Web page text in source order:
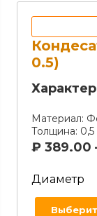
0.5)
Материал:
Толщина:
₽ 389.00
Диаметр